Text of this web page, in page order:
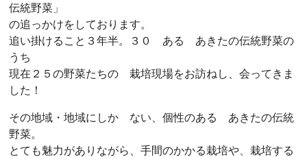
o
o
k
a
伝統野菜」
の追っかけをしております。
追い掛けること３年半。３０ ある あきたの伝統野菜の
うち
現在２５の野菜たちの 栽培現場をお訪ねし、会ってきま
した！
その地域・地域にしか ない、個性のある あきたの伝統
野菜。
とても魅力がありながら、手間のかかる栽培や、栽培する